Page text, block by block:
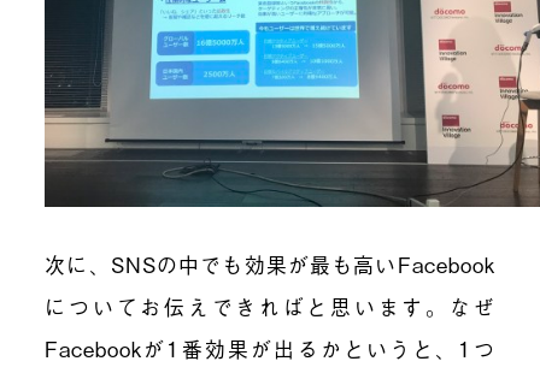
次に、SNSの中でも効果が最も高いFacebook
についてお伝えできればと思います。なぜ
Facebookが1番効果が出るかというと、1つ